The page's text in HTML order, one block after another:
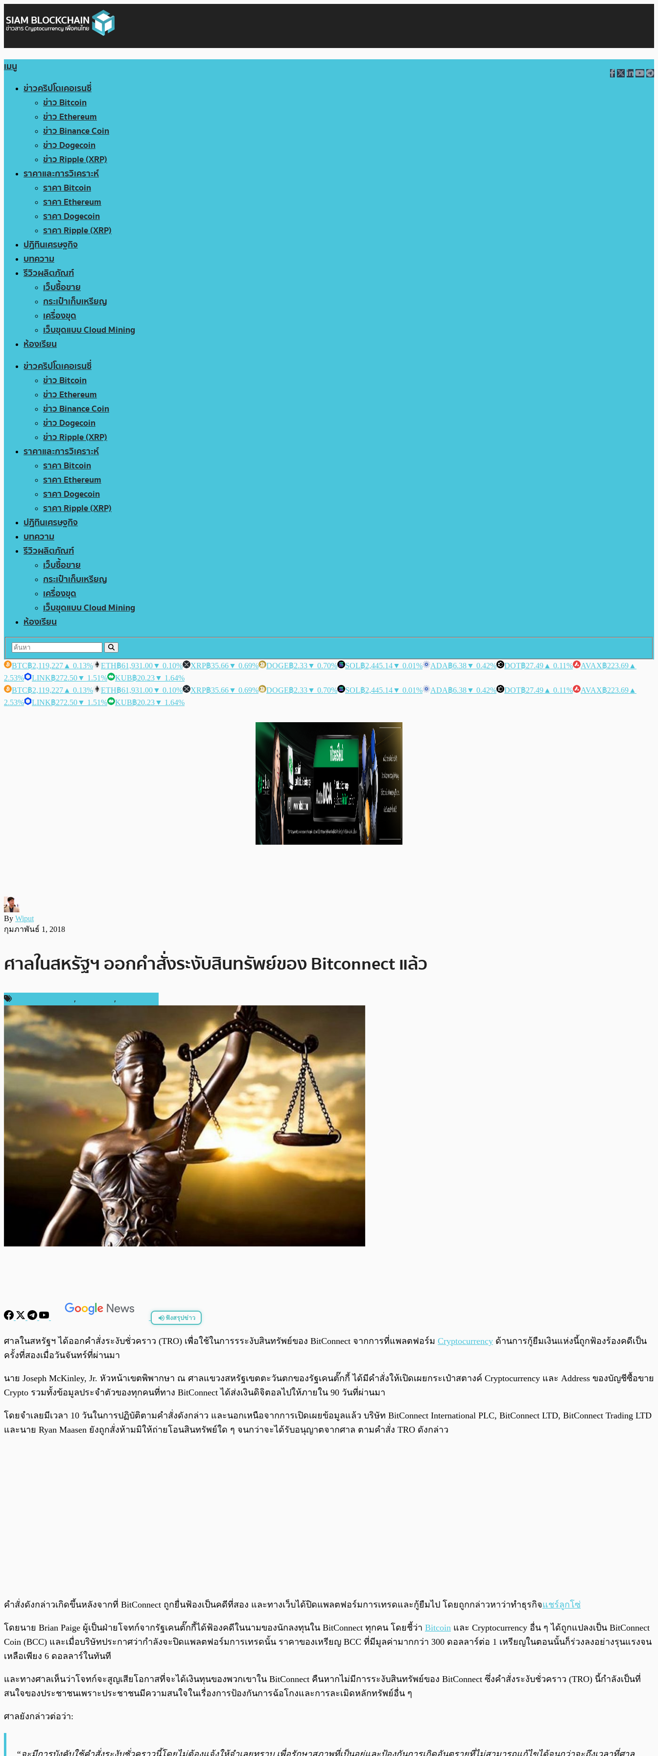
เมนู
ข่าวคริปโตเคอเรนซี่
ข่าว Bitcoin
ข่าว Ethereum
ข่าว Binance Coin
ข่าว Dogecoin
ข่าว Ripple (XRP)
ราคาและการวิเคราะห์
ราคา Bitcoin
ราคา Ethereum
ราคา Dogecoin
ราคา Ripple (XRP)
ปฏิทินเศรษฐกิจ
บทความ
รีวิวผลิตภัณฑ์
เว็บซื้อขาย
กระเป๋าเก็บเหรียญ
เครื่องขุด
เว็บขุดแบบ Cloud Mining
ห้องเรียน
ข่าวคริปโตเคอเรนซี่
ข่าว Bitcoin
ข่าว Ethereum
ข่าว Binance Coin
ข่าว Dogecoin
ข่าว Ripple (XRP)
ราคาและการวิเคราะห์
ราคา Bitcoin
ราคา Ethereum
ราคา Dogecoin
ราคา Ripple (XRP)
ปฏิทินเศรษฐกิจ
บทความ
รีวิวผลิตภัณฑ์
เว็บซื้อขาย
กระเป๋าเก็บเหรียญ
เครื่องขุด
เว็บขุดแบบ Cloud Mining
ห้องเรียน
BTC฿2,119,227 ▲ 0.13% ETH฿61,931.00▼ 0.10% XRP฿35.66▼ 0.69% DOGE฿2.33▼ 0.70% SOL฿2,445.14▼ 0.01% ADA฿6.38▼ 0.42% DOT฿27.49 ▲ 0.11% AVAX฿223.69 ▲
2.53%
LINK฿272.50▼ 1.51% KUB฿20.23▼ 1.64%
BTC฿2,119,227 ▲ 0.13% ETH฿61,931.00▼ 0.10% XRP฿35.66▼ 0.69% DOGE฿2.33▼ 0.70% SOL฿2,445.14▼ 0.01% ADA฿6.38▼ 0.42% DOT฿27.49 ▲ 0.11% AVAX฿223.69 ▲
2.53%
LINK฿272.50▼ 1.51% KUB฿20.23▼ 1.64%
By Wiput
กุมภาพันธ์ 1, 2018
ศาลในสหรัฐฯ ออกคำสั่งระงับสินทรัพย์ของ Bitconnect แล้ว
, ,
ฟังสรุปข่าว
พร้อมเล่น 0:00 /0:00
ศาลในสหรัฐฯ ได้ออกคำสั่งระงับชั่วคราว (TRO) เพื่อใช้ในการรระงับสินทรัพย์ของ BitConnect จากการที่แพลตฟอร์ม Cryptocurrency ด้านการกู้ยืมเงินแห่งนี้ถูกฟ้องร้องคดีเป็น
ครั้งที่สองเมื่อวันจันทร์ที่ผ่านมา
นาย Joseph McKinley, Jr. หัวหน้าเขตพิพากษา ณ ศาลแขวงสหรัฐเขตตะวันตกของรัฐเคนตั๊กกี้ ได้มีคำสั่งให้เปิดเผยกระเป๋าสตางค์ Cryptocurrency และ Address ของบัญชีซื้อขาย
Crypto รวมทั้งข้อมูลประจำตัวของทุกคนที่ทาง BitConnect ได้ส่งเงินดิจิตอลไปให้ภายใน 90 วันที่ผ่านมา
โดยจำเลยมีเวลา 10 วันในการปฏิบัติตามคำสั่งดังกล่าว และนอกเหนือจากการเปิดเผยข้อมูลแล้ว บริษัท BitConnect International PLC, BitConnect LTD, BitConnect Trading LTD
และนาย Ryan Maasen ยังถูกสั่งห้ามมิให้ถ่ายโอนสินทรัพย์ใด ๆ จนกว่าจะได้รับอนุญาตจากศาล ตามคำสั่ง TRO ดังกล่าว
คำสั่งดังกล่าวเกิดขึ้นหลังจากที่ BitConnect ถูกยื่นฟ้องเป็นคดีที่สอง และทางเว็บได้ปิดแพลตฟอร์มการเทรดและกู้ยืมไป โดยถูกกล่าวหาว่าทำธุรกิจแชร์ลูกโซ่
โดยนาย Brian Paige ผู้เป็นฝ่ายโจทก์จากรัฐเคนตั๊กกี้ได้ฟ้องคดีในนามของนักลงทุนใน BitConnect ทุกคน โดยชี้ว่า Bitcoin และ Cryptocurrency อื่น ๆ ได้ถูกแปลงเป็น BitConnect
Coin (BCC) และเมื่อบริษัทประกาศว่ากำลังจะปิดแพลตฟอร์มการเทรดนั้น ราคาของเหรียญ BCC ที่มีมูลค่ามากกว่า 300 ดอลลาร์ต่อ 1 เหรียญในตอนนั้นก็ร่วงลงอย่างรุนแรงจน
เหลือเพียง 6 ดอลลาร์ในทันที
และทางศาลเห็นว่าโจทก์จะสูญเสียโอกาสที่จะได้เงินทุนของพวกเขาใน BitConnect คืนหากไม่มีการระงับสินทรัพย์ของ BitConnect ซึ่งคำสั่งระงับชั่วคราว (TRO) นี้กำลังเป็นที่
สนใจของประชาชนเพราะประชาชนมีความสนใจในเรื่องการป้องกันการฉ้อโกงและการละเมิดหลักทรัพย์อื่น ๆ
ศาลยังกล่าวต่อว่า: